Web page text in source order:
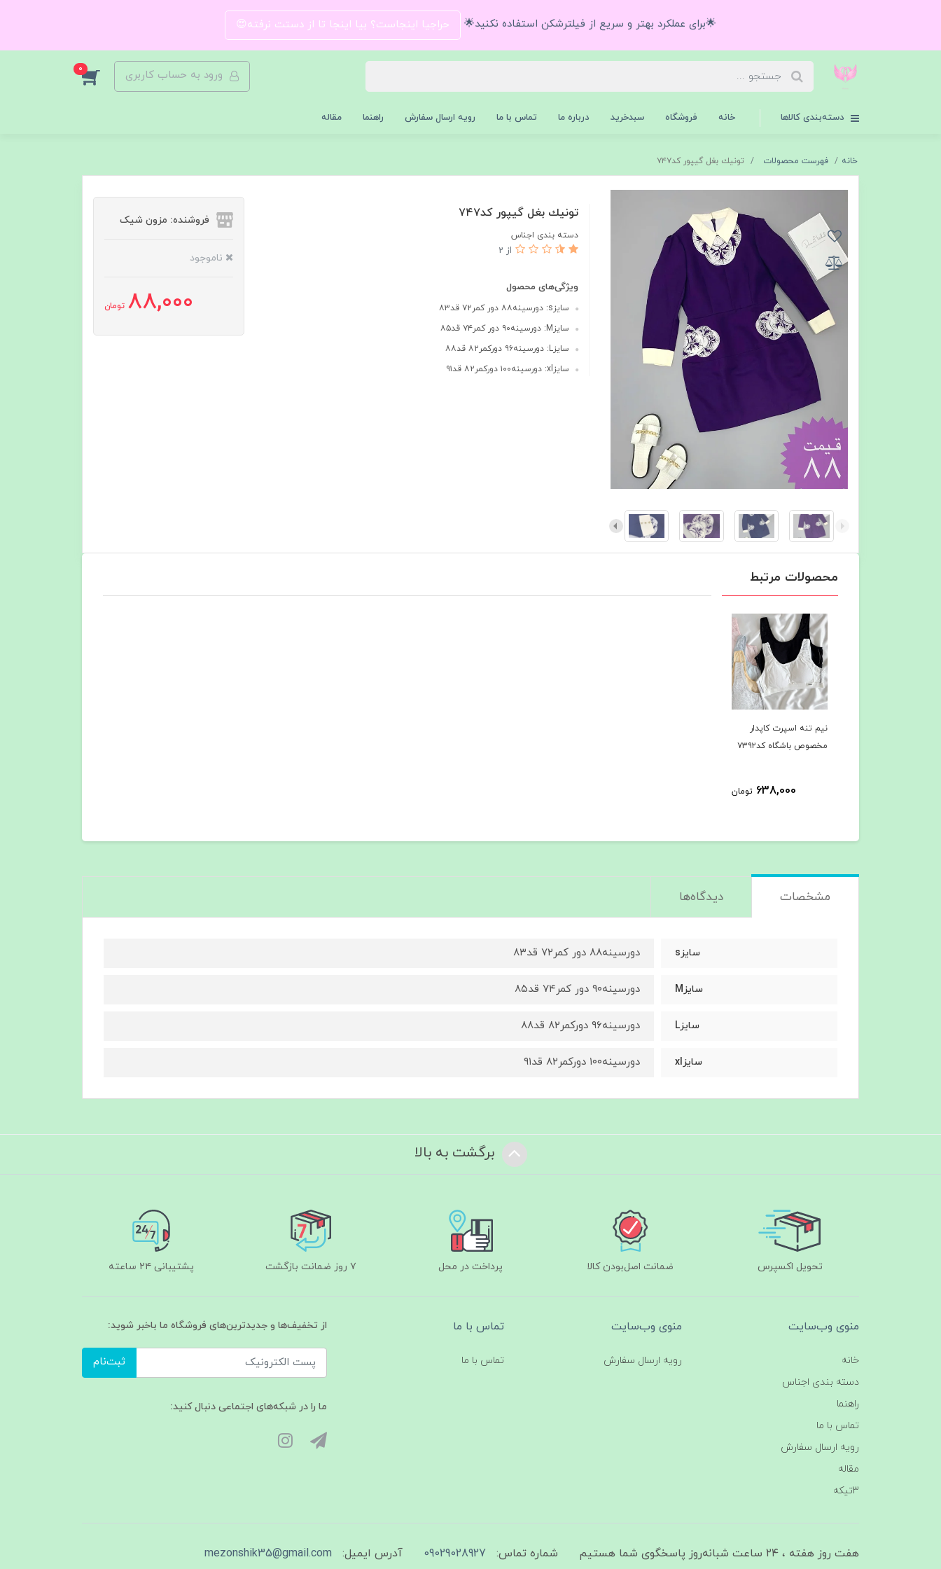
🌟برای عملکرد بهتر و سریع از فیلترشکن استفاده نکنید🌟 حراجیا اینجاست؟ بیا اینجا تا از دستت نرفته😍
ورود به حساب کاربری 0
دسته‌بندی کالاها خانه فروشگاه سبدخرید درباره ما تماس با ما رویه ارسال سفارش راهنما مقاله
خانه فهرست محصولات تونيك بغل گيپور كد٧٤٧
تونيك بغل گيپور كد٧٤٧
دسته بندی اجناس
از 2
ویژگی‌های محصول
سايزs: دورسينه٨٨ دور كمر٧٢ قد٨٣
سايزM: دورسينه٩٠ دور كمر٧٤ قد٨٥
سايزL: دورسينه٩٦ دوركمر٨٢ قد٨٨
سايزxl: دورسينه١٠٠ دوركمر٨٢ قد٩١
فروشنده: مزون شیک
ناموجود
88,000 تومان
محصولات مرتبط
نیم تنه اسپرت کاپدار
مخصوص باشگاه کد۷۳۹۲
638,000 تومان
مشخصات دیدگاه‌ها
سايزs دورسينه٨٨ دور كمر٧٢ قد٨٣
سايزM دورسينه٩٠ دور كمر٧٤ قد٨٥
سايزL دورسينه٩٦ دوركمر٨٢ قد٨٨
سايزxl دورسينه١٠٠ دوركمر٨٢ قد٩١
برگشت به بالا
تحویل اکسپرس ضمانت اصل‌بودن کالا پرداخت در محل ۷ روز ضمانت بازگشت پشتیبانی ۲۴ ساعته
منوی وب‌سایت
خانه
دسته بندی اجناس
راهنما
تماس با ما
رویه ارسال سفارش
مقاله
3تیکه
منوی وب‌سایت
رویه ارسال سفارش
تماس با ما
تماس با ما
از تخفیف‌ها و جدیدترین‌های فروشگاه ما باخبر شوید:
ثبت‌نام
ما را در شبکه‌های اجتماعی دنبال کنید:
هفت روز هفته ، ۲۴ ساعت شبانه‌روز پاسخگوی شما هستیم شماره تماس: 09029028927 آدرس ایمیل: mezonshik35@gmail.com